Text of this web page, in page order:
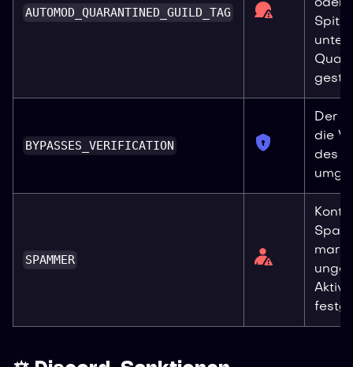
AUTOMOD_QUARANTINED_GUILD_TAG
oder
unter
BYPASSES_VERIFICATION
Der
die
des
SPAMMER